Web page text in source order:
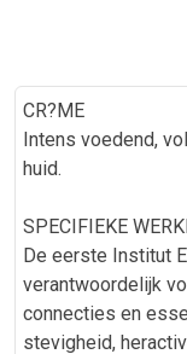
CR?ME
Intens voedend,
huid.
SPECIFIEKE
De eerste Institut
verantwoordelijk
connecties en
stevigheid,